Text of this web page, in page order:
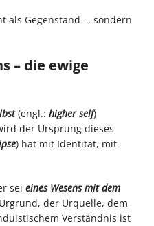
als Gegenstand –, sondern
– die ewige
(engl.: higher self)
der Ursprung dieses
) hat mit Identität, mit
sei eines Wesens mit dem
der Urquelle, dem
Verständnis ist